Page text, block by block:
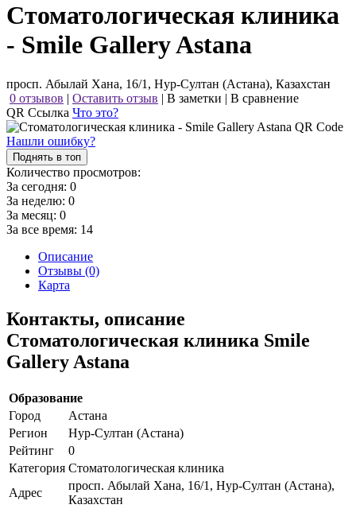
Стоматологическая клиника
- Smile Gallery Astana
просп. Абылай Хана, 16/1, Нур-Султан (Астана), Казахстан
0 отзывов | Оставить отзыв | В заметки | В сравнение
QR Ссылка Что это?
Нашли ошибку?
Поднять в топ
Количество просмотров:
За сегодня: 0
За неделю: 0
За месяц: 0
За все время: 14
Описание
Отзывы (0)
Карта
Контакты, описание
Стоматологическая клиника Smile
Gallery Astana
Образование
Город
Астана
Регион
Нур-Султан (Астана)
Рейтинг
0
Категория Стоматологическая клиника
Адрес
просп. Абылай Хана, 16/1, Нур-Султан (Астана),
Казахстан